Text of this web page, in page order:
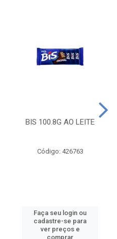
BIS 100.8G AO LEITE
Código: 426763
Faça seu login ou
cadastre-se para
ver preços e
comprar